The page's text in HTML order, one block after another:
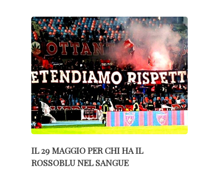
IL 29 MAGGIO PER CHI HA IL
ROSSOBLU NEL SANGUE